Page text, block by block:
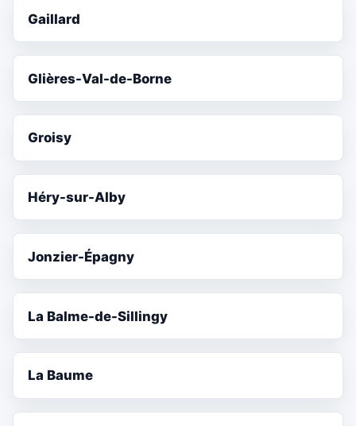
Gaillard
Glières-Val-de-Borne
Groisy
Héry-sur-Alby
Jonzier-Épagny
La Balme-de-Sillingy
La Baume